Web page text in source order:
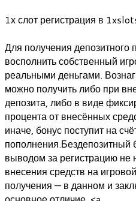
1х слот регистрация в
Для получения депозитного
восполнить собственный
реальными деньгами.
можно получить либо при
депозита, либо в виде
процента от внесённых
иначе, бонус поступит на
пополнения.Бездепозитный
выводом за регистрацию не
внесения средств на
получения — в данном и